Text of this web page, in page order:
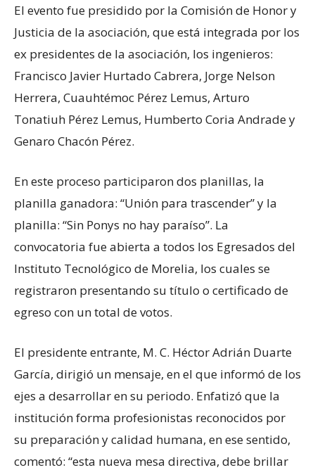
El evento fue presidido por la Comisión de Honor y
Justicia de la asociación, que está integrada por los
ex presidentes de la asociación, los ingenieros:
Francisco Javier Hurtado Cabrera, Jorge Nelson
Herrera, Cuauhtémoc Pérez Lemus, Arturo
Tonatiuh Pérez Lemus, Humberto Coria Andrade y
Genaro Chacón Pérez.
En este proceso participaron dos planillas, la
planilla ganadora: “Unión para trascender” y la
planilla: “Sin Ponys no hay paraíso”. La
convocatoria fue abierta a todos los Egresados del
Instituto Tecnológico de Morelia, los cuales se
registraron presentando su título o certificado de
egreso con un total de votos.
El presidente entrante, M. C. Héctor Adrián Duarte
García, dirigió un mensaje, en el que informó de los
ejes a desarrollar en su periodo. Enfatizó que la
institución forma profesionistas reconocidos por
su preparación y calidad humana, en ese sentido,
comentó: “esta nueva mesa directiva, debe brillar